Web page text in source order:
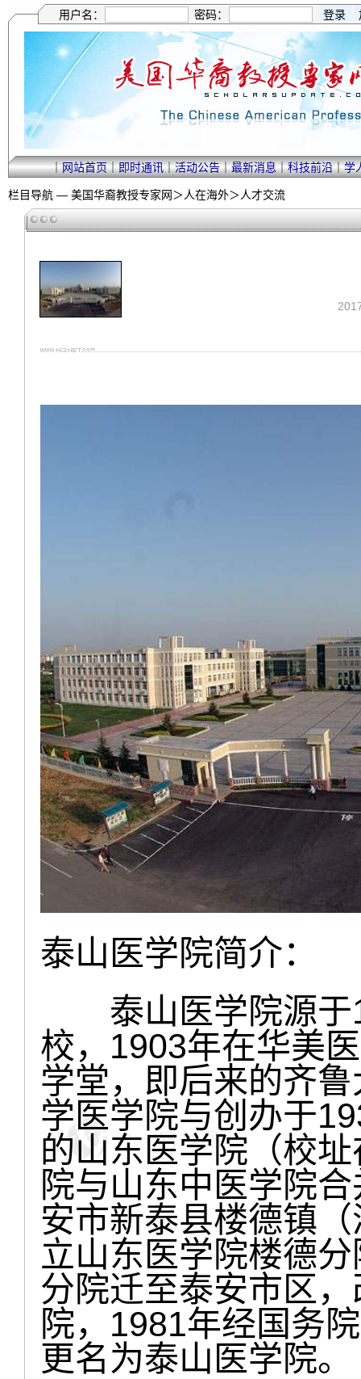
用户名： 密码：
｜网站首页｜即时通讯｜活动公告｜最新消息｜科技前沿｜学
栏目导航 — 美国华裔教授专家网＞人在海外＞人才交流
泰山医学院简介：
泰山医学院源于
校，1903年在华美
学堂，即后来的齐
学医学院与创办于
的山东医学院（校
院与山东中医学院
安市新泰县楼德镇
立山东医学院楼德
分院迁至泰安市区
院，1981年经国务
更名为泰山医学院。